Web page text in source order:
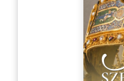
Szótár, nyelvkönyv
Tankönyv, segédkönyv